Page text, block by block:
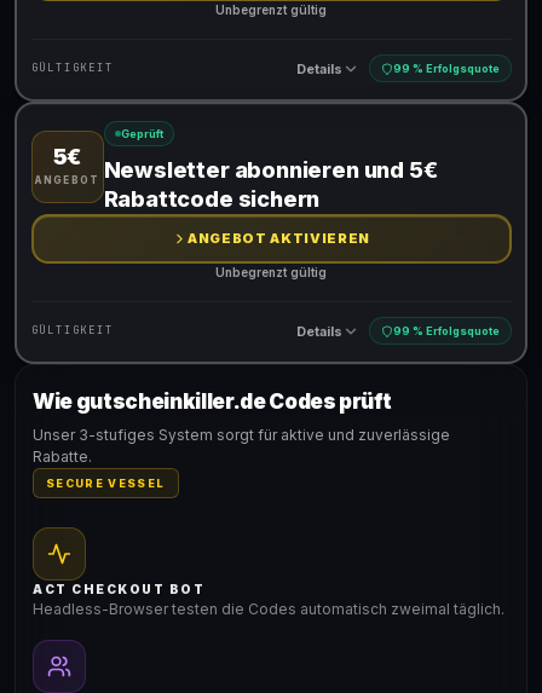
Unbegrenzt gültig
GÜLTIGKEIT Details 99 % Erfolgsquote
Gültig für teilnehmende Produkte
5€
ANGEBOT
Geprüft
Newsletter abonnieren und 5€
Rabattcode sichern
ANGEBOT AKTIVIEREN
Unbegrenzt gültig
GÜLTIGKEIT Details 99 % Erfolgsquote
Gültig für teilnehmende Produkte
Wie gutscheinkiller.de Codes prüft
Unser 3-stufiges System sorgt für aktive und zuverlässige
Rabatte.
SECURE VESSEL
ACT CHECKOUT BOT
Headless-Browser testen die Codes automatisch zweimal täglich.